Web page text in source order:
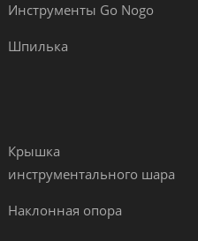
Инструменты Go Nogo
Шпилька
Крышка
инструментального шара
Наклонная опора